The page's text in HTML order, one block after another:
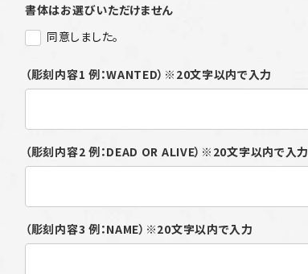
書体はお選びいただけません
同意しました。
（彫刻内容1 例：WANTED）※20文字以内で入力
（彫刻内容2 例：DEAD OR ALIVE）※20文字以内で入力
（彫刻内容3 例：NAME）※20文字以内で入力